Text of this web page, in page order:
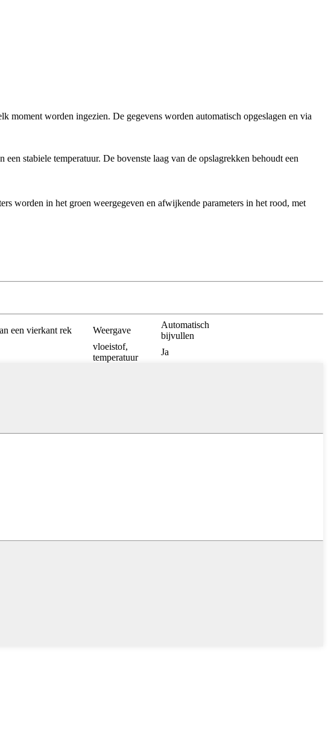
moment worden ingezien. De gegevens worden automatisch opgeslagen en via
stabiele temperatuur. De bovenste laag van de opslagrekken behoudt een
worden in het groen weergegeven en afwijkende parameters in het rood, met
een vierkant rek Weergave
Automatisch
bijvullen
vloeistof,
temperatuur
Ja